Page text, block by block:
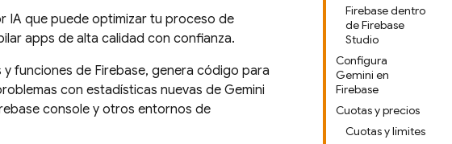
Firebase dentro
de Firebase
Studio
Configura
Gemini en
Firebase
Cuotas y precios
Cuotas y límites
IA que puede optimizar tu proceso de
apps de alta calidad con confianza.
funciones de Firebase, genera código para
con estadísticas nuevas de Gemini
console y otros entornos de